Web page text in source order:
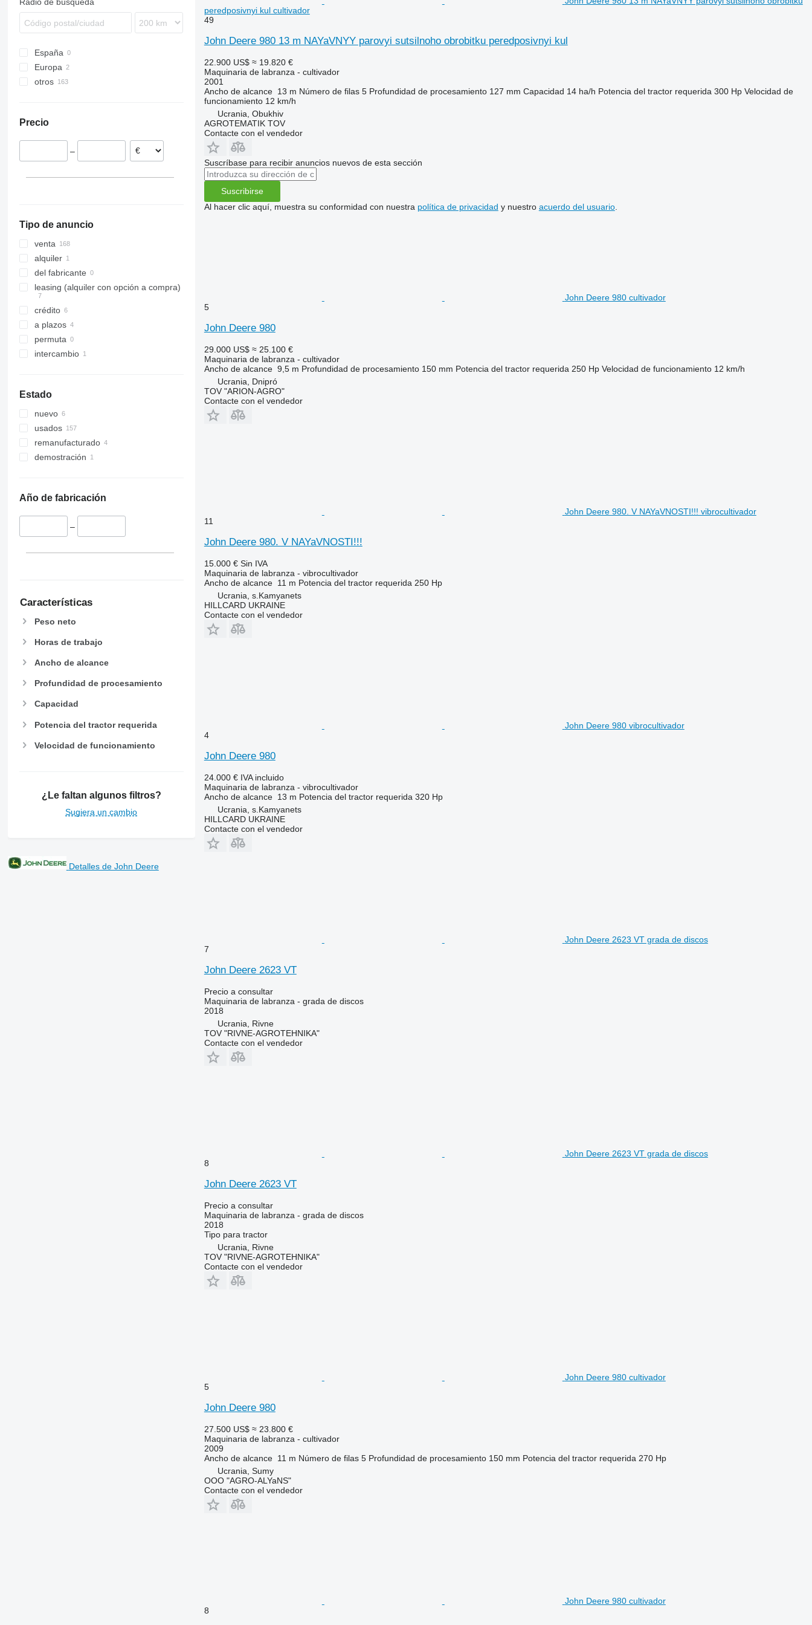
Teres
Tyrok
Manager
MultiMaster
Prolander
Tbes
Vari-Master
PW
Qualidisc
RG
RN
RS
Vector
Juwel
Karat
Koralin
Korund
Kristall
Smaragd
VariDiamant
VariOpal
DC
DM
H-series
Jolly
L-series
Servo
Synkro
Terria
GHF
Kormoran
Star
Sturmvogel
Super-Albatros
Rollex
Spirit
TopDown
España
Europa
Rumanía
otros
Precio
–
Tipo de anuncio
venta
alquiler
del fabricante
leasing (alquiler con opción a compra)
crédito
a plazos
permuta
intercambio
Estado
nuevo
usados
remanufacturado
demostración
Año de fabricación
–
Características
Peso neto
Horas de trabajo
Ancho de alcance
Profundidad de procesamiento
Capacidad
Potencia del tractor requerida
Velocidad de funcionamiento
¿Le faltan algunos filtros?
Sugiera un cambio
Detalles de John Deere
peredposivnyi kul cultivador
49
John Deere 980 13 m NAYaVNYY parovyi sutsilnoho obrobitku peredposivnyi kul
22.900 US$ ≈ 19.820 €
Maquinaria de labranza - cultivador
2001
Ancho de alcance 13 m Número de filas 5 Profundidad de procesamiento 127 mm Capacidad 14 ha/h Potencia del tractor requerida 300 Hp Velocidad de
funcionamiento 12 km/h
Ucrania, Obukhiv
AGROTEMATIK TOV
Contacte con el vendedor
Suscríbase para recibir anuncios nuevos de esta sección
Suscribirse
Al hacer clic aquí, muestra su conformidad con nuestra política de privacidad y nuestro acuerdo del usuario.
John Deere 980 cultivador
5
John Deere 980
29.000 US$ ≈ 25.100 €
Maquinaria de labranza - cultivador
Ancho de alcance 9,5 m Profundidad de procesamiento 150 mm Potencia del tractor requerida 250 Hp Velocidad de funcionamiento 12 km/h
Ucrania, Dnipró
TOV "ARION-AGRO"
Contacte con el vendedor
John Deere 980. V NAYaVNOSTI!!! vibrocultivador
11
John Deere 980. V NAYaVNOSTI!!!
15.000 € Sin IVA
Maquinaria de labranza - vibrocultivador
Ancho de alcance 11 m Potencia del tractor requerida 250 Hp
Ucrania, s.Kamyanets
HILLCARD UKRAINE
Contacte con el vendedor
John Deere 980 vibrocultivador
4
John Deere 980
24.000 € IVA incluido
Maquinaria de labranza - vibrocultivador
Ancho de alcance 13 m Potencia del tractor requerida 320 Hp
Ucrania, s.Kamyanets
HILLCARD UKRAINE
Contacte con el vendedor
John Deere 2623 VT grada de discos
7
John Deere 2623 VT
Precio a consultar
Maquinaria de labranza - grada de discos
2018
Ucrania, Rivne
TOV "RIVNE-AGROTEHNIKA"
Contacte con el vendedor
John Deere 2623 VT grada de discos
8
John Deere 2623 VT
Precio a consultar
Maquinaria de labranza - grada de discos
2018
Tipo para tractor
Ucrania, Rivne
TOV "RIVNE-AGROTEHNIKA"
Contacte con el vendedor
John Deere 980 cultivador
5
John Deere 980
27.500 US$ ≈ 23.800 €
Maquinaria de labranza - cultivador
2009
Ancho de alcance 11 m Número de filas 5 Profundidad de procesamiento 150 mm Potencia del tractor requerida 270 Hp
Ucrania, Sumy
OOO "AGRO-ALYaNS"
Contacte con el vendedor
John Deere 980 cultivador
8